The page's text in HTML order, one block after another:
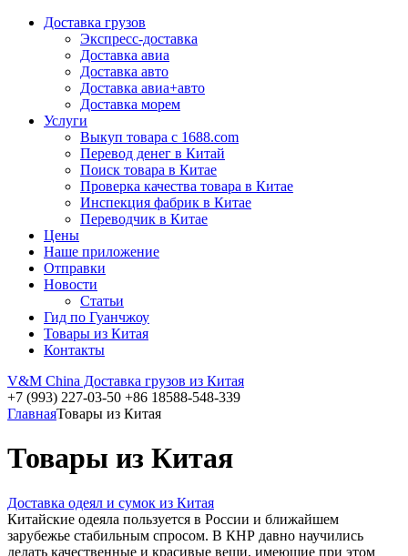
Доставка грузов
Экспресс-доставка
Доставка авиа
Доставка авто
Доставка авиа+авто
Доставка морем
Услуги
Выкуп товара с 1688.com
Перевод денег в Китай
Поиск товара в Китае
Проверка качества товара в Китае
Инспекция фабрик в Китае
Переводчик в Китае
Цены
Наше приложение
Отправки
Новости
Статьи
Гид по Гуанчжоу
Товары из Китая
Контакты
V&M China Доставка грузов из Китая
+7 (993) 227-03-50 +86 18588-548-339
ГлавнаяТовары из Китая
Товары из Китая
Доставка одеял и сумок из Китая
Китайские одеяла пользуется в России и ближайшем
зарубежье стабильным спросом. В КНР давно научились
делать качественные и красивые вещи, имеющие при этом